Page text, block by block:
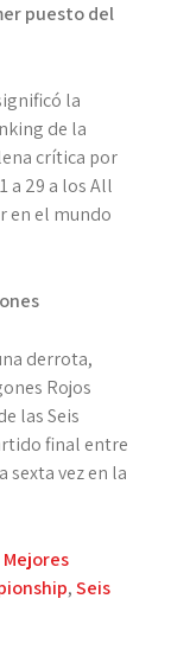
puesto del
la
de la
crítica por
a 29 a los All
en el mundo
derrota,
Rojos
las Seis
final entre
sexta vez en la
Mejores
,Seis